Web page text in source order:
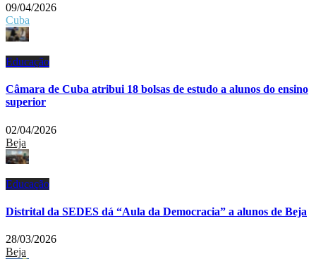
09/04/2026
Cuba
Educação
Câmara de Cuba atribui 18 bolsas de estudo a alunos do ensino
superior
02/04/2026
Beja
Educação
Distrital da SEDES dá “Aula da Democracia” a alunos de Beja
28/03/2026
Beja